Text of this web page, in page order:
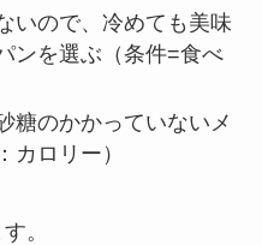
いので、冷めても美味
ンを選ぶ（条件=食べ
糖のかかっていないメ
カロリー）
。